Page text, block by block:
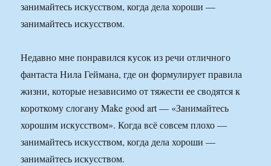
занимайтесь искусством, когда дела хороши —
занимайтесь искусством.
Недавно мне понравился кусок из речи отличного
фантаста Нила Геймана, где он формулирует правила
жизни, которые независимо от тяжести ее сводятся к
короткому слогану Make good art — «Занимайтесь
хорошим искусством». Когда всё совсем плохо —
занимайтесь искусством, когда дела хороши —
занимайтесь искусством.